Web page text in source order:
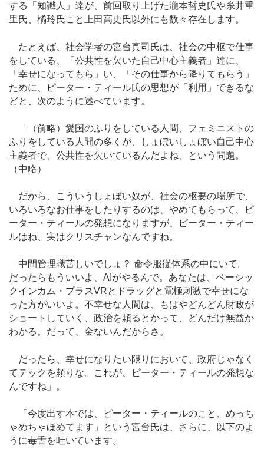
する「知識人」達が、前回取り上げた瀧本哲史氏や糸井重
里氏、橘玲氏こと上田高史氏以外にも数々存在します。
たとえば、社会学者の宮台真司氏は、社会の中枢で仕事
をしている、「公共性を欠いた自己中心主義者」達に、
「幸せになってもら」い、「その仕事から降りてもらう」
ために、ピーター・ティール氏の思想が「利用」できるな
どと、次のように述べています。
「（前略）愛国のふりをしている人間、フェミニストの
ふりをしている人間の多くが、しょぼいしょぼい自己中心
主義者で、公共性を欠いているんだよね、という問題。
（中略）
だから、こういうしょぼい奴が、社会の枢要の場所で、
いろいろなお仕事をしたりするのは、やめてもらって、ピ
ーター・ティールの発想になりますが、ピーター・ティー
ルはね、実はクリスチャンなんですね。
中間管理職苦しいでしょ？ 命令服従体系の中にいて。
だったらもういいよ、AIがやるんで。あなたは、ベーシッ
クインカム・プラスVRとドラッグと電極刺激で幸せにな
った方がいいよ。不幸せな人間は、もはやどんどん財政が
ショートしていく、政治を頼るとかって、どんだけ無益か
わかる。だって、金ないんだからさ。
だったら、幸せになりたい限りにおいて、政府じゃなく
てテックを頼りな。これが、ピーター・ティールの発想な
んですね」。
「今度出す本では、ピーター・ティールのこと、めっち
ゃめちゃほめてます」という宮台氏は、さらに、以下のよ
うに毒舌を吐いています。